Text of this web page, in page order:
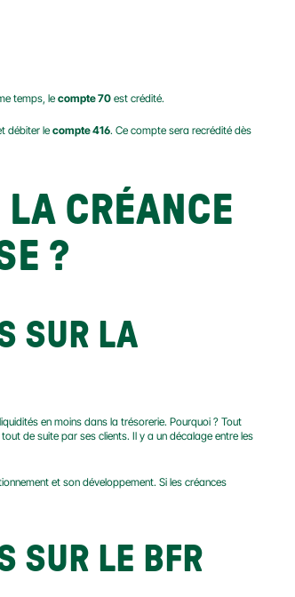
temps, le compte 70 est crédité.
débiter le compte 416. Ce compte sera recrédité dès
CRÉANCE
?
SUR LA
en moins dans la trésorerie. Pourquoi ? Tout
de suite par ses clients. Il y a un décalage entre les
et son développement. Si les créances
SUR LE BFR